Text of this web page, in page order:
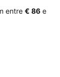
entre ‎€ 86 e